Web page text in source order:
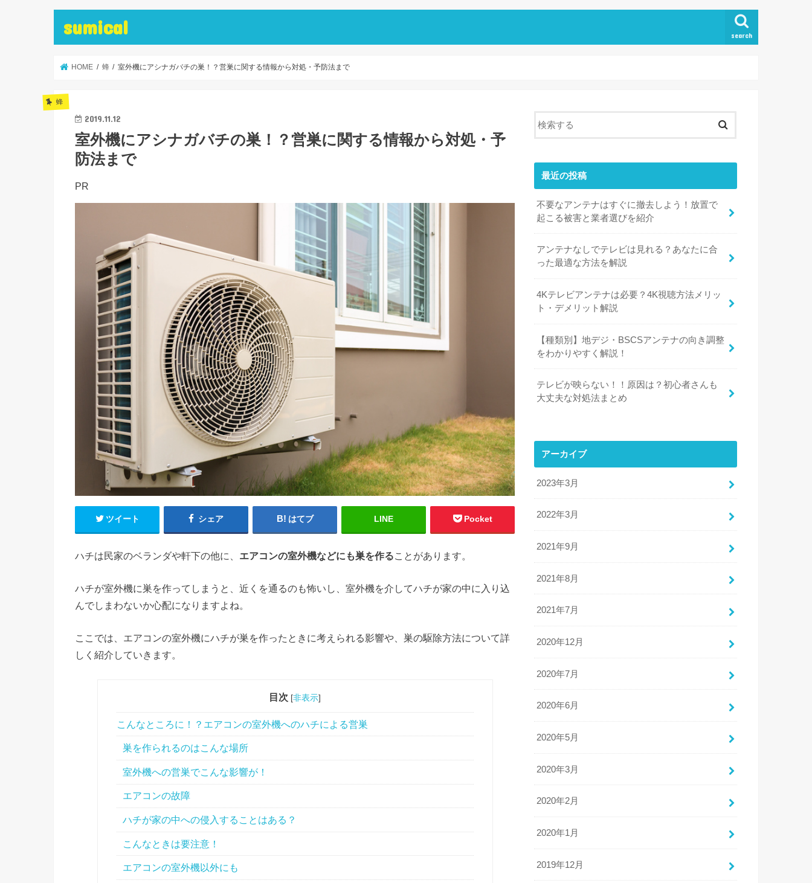
sumical search
HOME 蜂 室外機にアシナガバチの巣！？営巣に関する情報から対処・予防法まで
蜂
2019.11.12
室外機にアシナガバチの巣！？営巣に関する情報から対処・予
防法まで
PR
ツイート シェア はてブ LINE Pocket
ハチは民家のベランダや軒下の他に、 エアコンの室外機などにも巣を作ることがあります。
ハチが室外機に巣を作ってしまうと、近くを通るのも怖いし、室外機を介してハチが家の中に入り込
んでしまわないか心配になりますよね。
ここでは、エアコンの室外機にハチが巣を作ったときに考えられる影響や、巣の駆除方法について詳
しく紹介していきます。
目次 [非表示]
こんなところに！？エアコンの室外機へのハチによる営巣
巣を作られるのはこんな場所
室外機への営巣でこんな影響が！
エアコンの故障
ハチが家の中への侵入することはある？
こんなときは要注意！
エアコンの室外機以外にも
最近の投稿
不要なアンテナはすぐに撤去しよう！放置で
起こる被害と業者選びを紹介
アンテナなしでテレビは見れる？あなたに合
った最適な方法を解説
​​4Kテレビアンテナは必要？4K視聴方法メリッ
ト・デメリット解説
【種類別】地デジ・BSCSアンテナの向き調整
をわかりやすく解説！
テレビが映らない！！原因は？初心者さんも
大丈夫な対処法まとめ
アーカイブ
2023年3月
2022年3月
2021年9月
2021年8月
2021年7月
2020年12月
2020年7月
2020年6月
2020年5月
2020年3月
2020年2月
2020年1月
2019年12月